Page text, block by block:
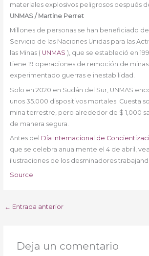
materiales explosivos peligrosos después
UNMAS / Martine Perret
Millones de personas se han beneficiado
Servicio de las Naciones Unidas para las
las Minas ( UNMAS ), que se estableció en
tiene 19 operaciones de remoción de
experimentado guerras e inestabilidad.
Solo en 2020 en Sudán del Sur, UNMAS
unos 35.000 dispositivos mortales. Cuesta
mina terrestre, pero alrededor de $ 1,000
de manera segura.
Antes del Día Internacional de
que se celebra anualmente el 4 de abril,
ilustraciones de los desminadores
Source
← Entrada anterior
Deja un comentario